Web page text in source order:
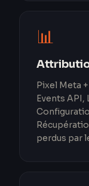
📊
Pixel Meta
Events API,
perdus par